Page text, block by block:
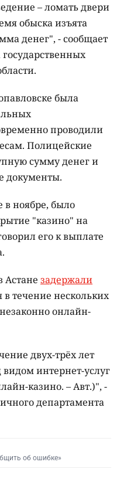
– ломать двери
обыска изъята
денег", - сообщает
была
проводили
Полицейские
сумму денег и
документы.
ноябре, было
"казино" на
его к выплате
Астане задержали
течение нескольких
онлайн-
двух-трёх лет
интернет-услуг
казино. – Авт.)", -
департамента
об ошибке»